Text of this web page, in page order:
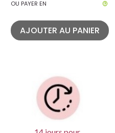
OU PAYER EN
AJOUTER AU PANIER